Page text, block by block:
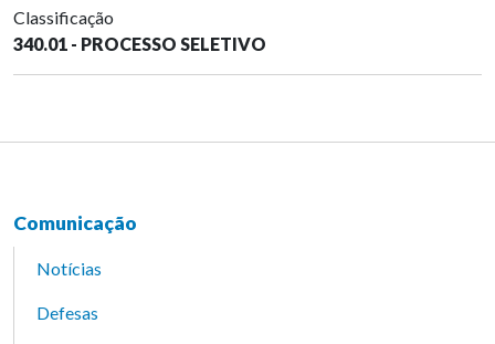
Classificação
340.01 - PROCESSO SELETIVO
Comunicação
Notícias
Defesas